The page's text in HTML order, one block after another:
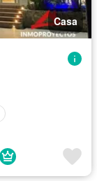
Casa